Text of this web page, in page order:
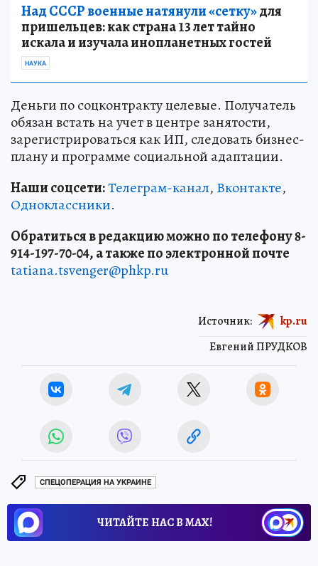
Над СССР военные натянули «сетку»для
пришельцев: как страна 13 лет тайно
искала и изучала инопланетных гостей
НАУКА
Деньги по соцконтракту целевые. Получатель
обязан встать на учет в центре занятости,
зарегистрироваться как ИП, следовать бизнес-
плану и программе социальной адаптации.
Наши соцсети:Телеграм-канал, Вконтакте,
Одноклассники.
Обратиться в редакцию можно по телефону 8-
914-197-70-04, а также по электронной почте
tatiana.tsvenger@phkp.ru
Евгений ПРУДКОВ
Источник: kp.ru
СПЕЦОПЕРАЦИЯ НА УКРАИНЕ
ЧИТАЙТЕ НАС В МАХ!